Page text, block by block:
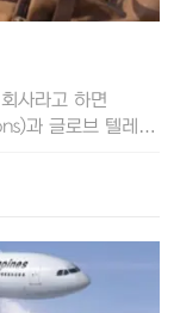
사라고 하면
과 글로브 텔레콤